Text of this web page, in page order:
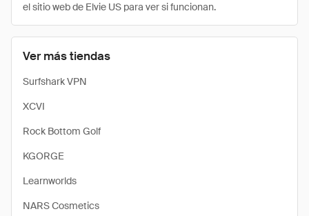
Ver más tiendas
Surfshark VPN
XCVI
Rock Bottom Golf
KGORGE
Learnworlds
NARS Cosmetics
el sitio web de Elvie US para ver si funcionan.